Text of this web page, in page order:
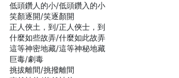
低頭鑽人的小/低頭鑽入的小
笑顏逐開/笑逐顏開
正人俠土，到/正人俠士，到
什麼如些故弄/什麼如此故弄
這等神密地藏/這等神秘地藏
巨毒/劇毒
挑拔離間/挑撥離間